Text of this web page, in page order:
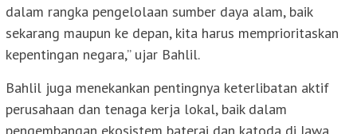
dalam rangka pengelolaan sumber daya alam, baik
sekarang maupun ke depan, kita harus memprioritaskan
kepentingan negara,” ujar Bahlil.
Bahlil juga menekankan pentingnya keterlibatan aktif
perusahaan dan tenaga kerja lokal, baik dalam
pengembangan ekosistem baterai dan katoda di Jawa